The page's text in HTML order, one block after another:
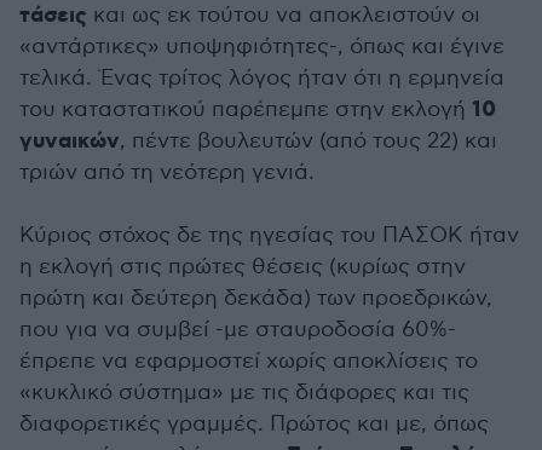
τάσεις και ως εκ τούτου να αποκλειστούν οι
«αντάρτικες» υποψηφιότητες-, όπως και έγινε
τελικά. Ένας τρίτος λόγος ήταν ότι η ερμηνεία
του καταστατικού παρέπεμπε στην εκλογή 10
γυναικών, πέντε βουλευτών (από τους 22) και
τριών από τη νεότερη γενιά.
Κύριος στόχος δε της ηγεσίας του ΠΑΣΟΚ ήταν
η εκλογή στις πρώτες θέσεις (κυρίως στην
πρώτη και δεύτερη δεκάδα) των προεδρικών,
που για να συμβεί -με σταυροδοσία 60%-
έπρεπε να εφαρμοστεί χωρίς αποκλίσεις το
«κυκλικό σύστημα» με τις διάφορες και τις
διαφορετικές γραμμές. Πρώτος και με, όπως